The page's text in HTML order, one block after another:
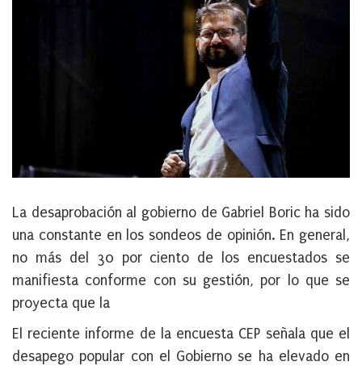
La desaprobación al gobierno de Gabriel Boric ha sido
una constante en los sondeos de opinión. En general,
no más del 30 por ciento de los encuestados se
manifiesta conforme con su gestión, por lo que se
proyecta que la
El reciente informe de la encuesta CEP señala que el
desapego popular con el Gobierno se ha elevado en